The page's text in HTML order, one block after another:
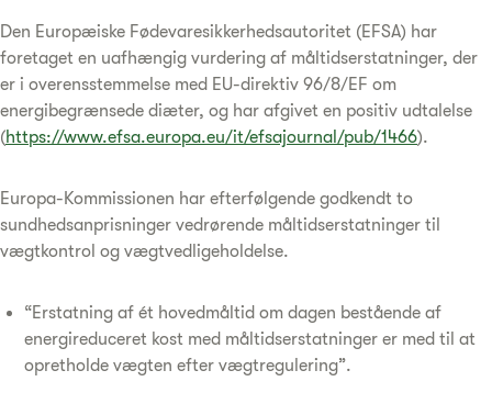
Den Europæiske Fødevaresikkerhedsautoritet (EFSA) har
foretaget en uafhængig vurdering af måltidserstatninger, der
er i overensstemmelse med EU-direktiv 96/8/EF om
energibegrænsede diæter, og har afgivet en positiv udtalelse
(https://www.efsa.europa.eu/it/efsajournal/pub/1466).
Europa-Kommissionen har efterfølgende godkendt to
sundhedsanprisninger vedrørende måltidserstatninger til
vægtkontrol og vægtvedligeholdelse.
“Erstatning af ét hovedmåltid om dagen bestående af
energireduceret kost med måltidserstatninger er med til at
opretholde vægten efter vægtregulering”.